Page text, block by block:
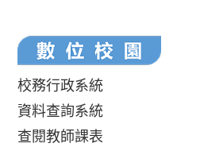
校務行政系統
資料查詢系統
查閱教師課表